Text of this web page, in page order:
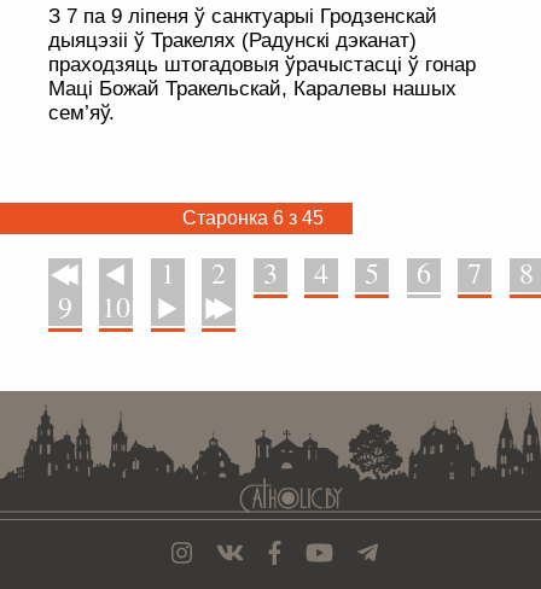
З 7 па 9 ліпеня ў санктуарыі Гродзенскай
дыяцэзіі ў Тракелях (Радунскі дэканат)
праходзяць штогадовыя ўрачыстасці ў гонар
Маці Божай Тракельскай, Каралевы нашых
сем’яў.
Старонка 6 з 45
1 2 3 4 5 6 7
8
9
10